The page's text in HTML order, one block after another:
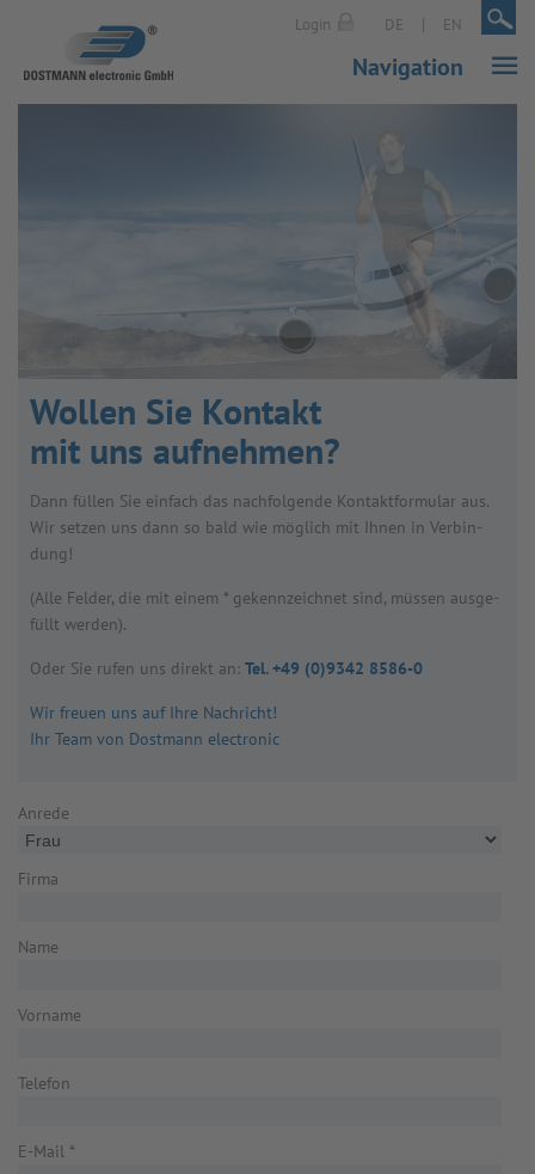
Login DE | EN |
Navigation
Wol­len Sie Kon­takt
mit uns auf­neh­men?
Dann fül­len Sie ein­fach das nach­fol­gende Kon­takt­for­mu­lar aus.
Wir set­zen uns dann so bald wie mög­lich mit Ihnen in Ver­bin­
dung!
(Alle Fel­der, die mit einem * gekenn­zeich­net sind, müs­sen aus­ge­
füllt wer­den).
Oder Sie rufen uns direkt an: Tel. +49 (0)9342 8586-0
Wir freuen uns auf Ihre Nachricht!
Ihr Team von Dostmann electronic
Anrede
Firma
Name
Vorname
Telefon
E-Mail *